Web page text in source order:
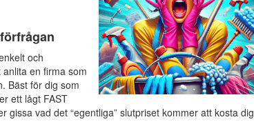
och
en firma som
Bäst för dig som
ett lågt FAST
gissa vad det “egentliga” slutpriset kommer att kosta dig